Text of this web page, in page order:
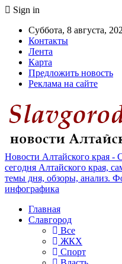
Sign in
Суббота, 8 августа,
Контакты
Лента
Карта
Предложить новость
Реклама на сайте
Новости Алтайского края -
сегодня Алтайского края,
темы дня, обзоры, анализ.
инфографика
Главная
Славгород
Все
ЖКХ
Спорт